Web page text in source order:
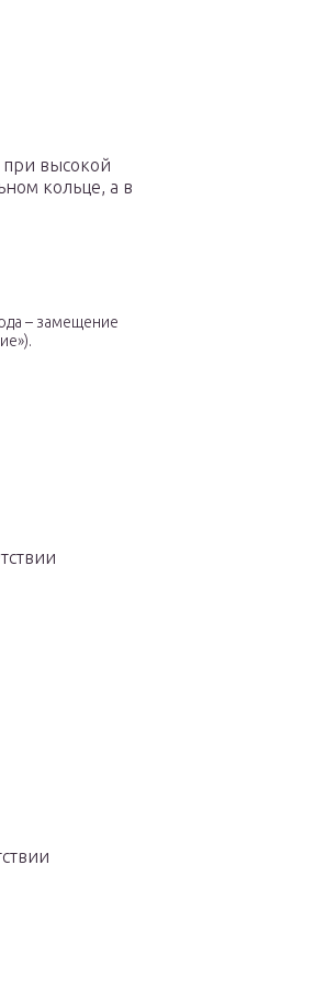
при высокой
кольце, а в
– замещение